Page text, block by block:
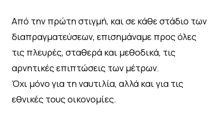
Από την πρώτη στιγμή, και σε κάθε στάδιο των
διαπραγματεύσεων, επισημάναμε προς όλες
τις πλευρές, σταθερά και μεθοδικά, τις
αρνητικές επιπτώσεις των μέτρων.
Όχι μόνο για τη ναυτιλία, αλλά και για τις
εθνικές τους οικονομίες.